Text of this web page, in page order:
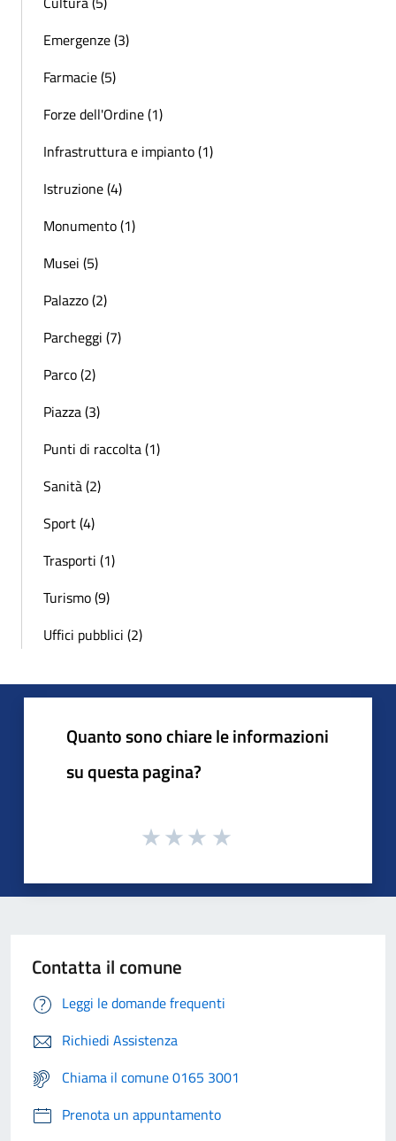
Emergenze (3)
Farmacie (5)
Forze dell'Ordine (1)
Infrastruttura e impianto (1)
Istruzione (4)
Monumento (1)
Musei (5)
Palazzo (2)
Parcheggi (7)
Parco (2)
Piazza (3)
Punti di raccolta (1)
Sanità (2)
Sport (4)
Trasporti (1)
Turismo (9)
Uffici pubblici (2)
Quanto sono chiare le informazioni
su questa pagina?
Contatta il comune
Leggi le domande frequenti
Richiedi Assistenza
Chiama il comune 0165 3001
Prenota un appuntamento